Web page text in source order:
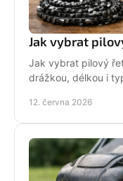
Jak vybrat
Jak vybrat pilový
drážkou, délkou i
12. června 2026